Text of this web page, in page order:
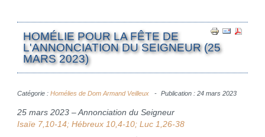
HOMÉLIE POUR LA FÊTE DE
L'ANNONCIATION DU SEIGNEUR (25
MARS 2023)
Catégorie : Homélies de Dom Armand Veilleux Publication : 24 mars 2023
25 mars 2023 – Annonciation du Seigneur
Isaïe 7,10-14; Hébreux 10,4-10; Luc 1,26-38